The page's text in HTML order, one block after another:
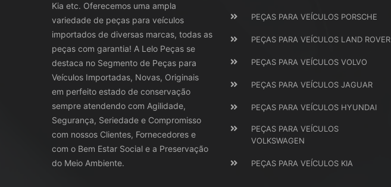
Kia etc. Oferecemos uma ampla
variedade de peças para veículos
importados de diversas marcas, todas as
peças com garantia! A Lelo Peças se
destaca no Segmento de Peças para
Veículos Importadas, Novas, Originais
em perfeito estado de conservação
sempre atendendo com Agilidade,
Segurança, Seriedade e Compromisso
com nossos Clientes, Fornecedores e
com o Bem Estar Social e a Preservação
do Meio Ambiente.
PEÇAS PARA VEÍCULOS PORSCHE
PEÇAS PARA VEÍCULOS LAND ROVER
PEÇAS PARA VEÍCULOS VOLVO
PEÇAS PARA VEÍCULOS JAGUAR
PEÇAS PARA VEÍCULOS HYUNDAI
PEÇAS PARA VEÍCULOS
VOLKSWAGEN
PEÇAS PARA VEÍCULOS KIA